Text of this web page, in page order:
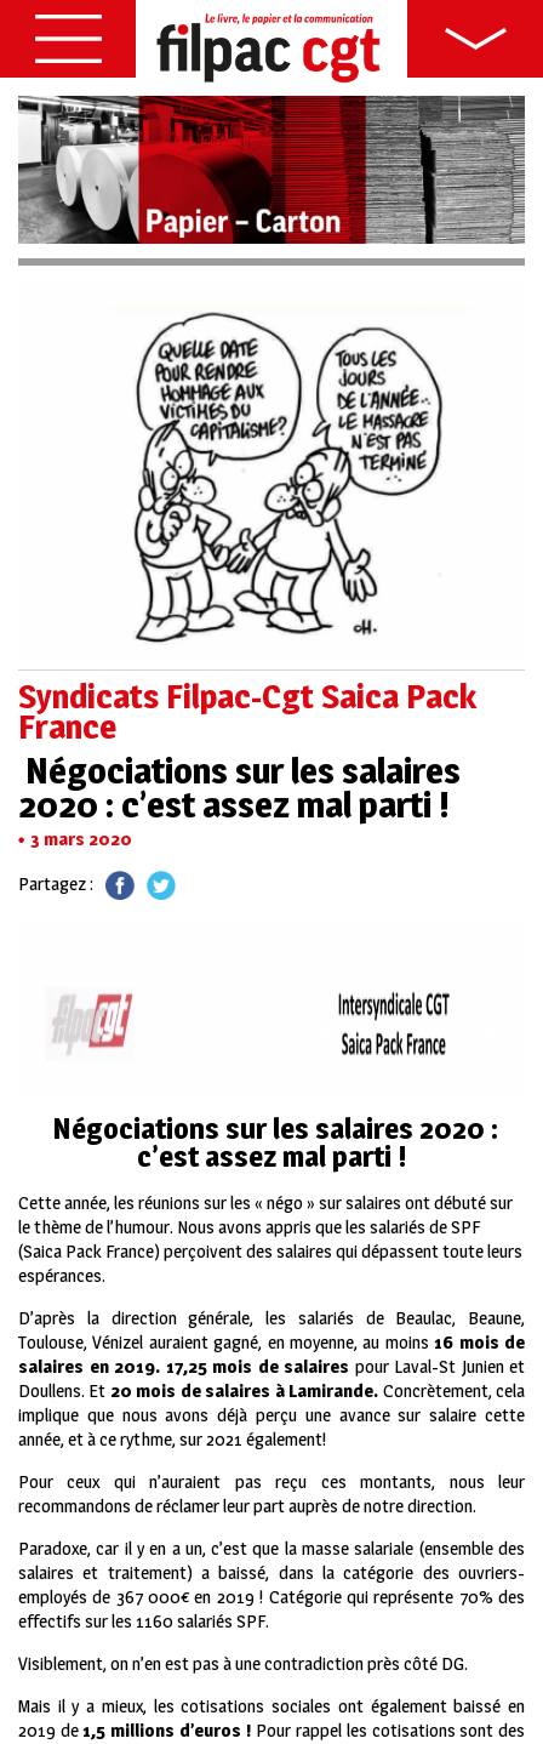
Syndicats Filpac-Cgt Saica Pack
France
Négociations sur les salaires
2020 : c’est assez mal parti !
3 mars 2020
Partagez :
Négociations sur les salaires 2020 :
c’est assez mal parti !
Cette année, les réunions sur les « négo » sur salaires ont débuté sur
le thème de l’humour. Nous avons appris que les salariés de SPF
(Saica Pack France) perçoivent des salaires qui dépassent toute leurs
espérances.
D’après la direction générale, les salariés de Beaulac, Beaune,
Toulouse, Vénizel auraient gagné, en moyenne, au moins16 mois de
salaires en 2019. 17,25 mois de salaires pour Laval-St Junien et
Doullens. Et 20 mois de salaires à Lamirande. Concrètement, cela
implique que nous avons déjà perçu une avance sur salaire cette
année, et à ce rythme, sur 2021 également!
Pour ceux qui n’auraient pas reçu ces montants, nous leur
recommandons de réclamer leur part auprès de notre direction.
Paradoxe, car il y en a un, c’est que la masse salariale (ensemble des
salaires et traitement) a baissé, dans la catégorie des ouvriers-
employés de 367 000€ en 2019 ! Catégorie qui représente 70% des
effectifs sur les 1160 salariés SPF.
Visiblement, on n’en est pas à une contradiction près côté DG.
Mais il y a mieux, les cotisations sociales ont également baissé en
2019 de1,5 millions d’euros ! Pour rappel les cotisations sont des